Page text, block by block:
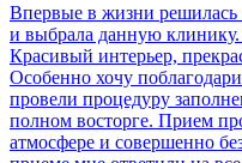
Впервые в жизни решилась
и выбрала данную клинику.
Красивый интерьер,
Особенно хочу
провели процедуру
полном восторге. Прием
атмосфере и совершенно